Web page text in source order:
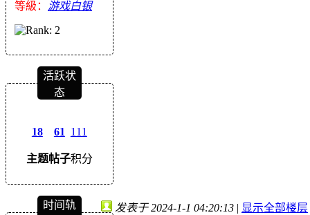
等級： 游戏白银
活跃状
态
18
主题
61
帖子
111
积分
时间轨
发表于 2024-1-1 04:20:13 | 显示全部楼层